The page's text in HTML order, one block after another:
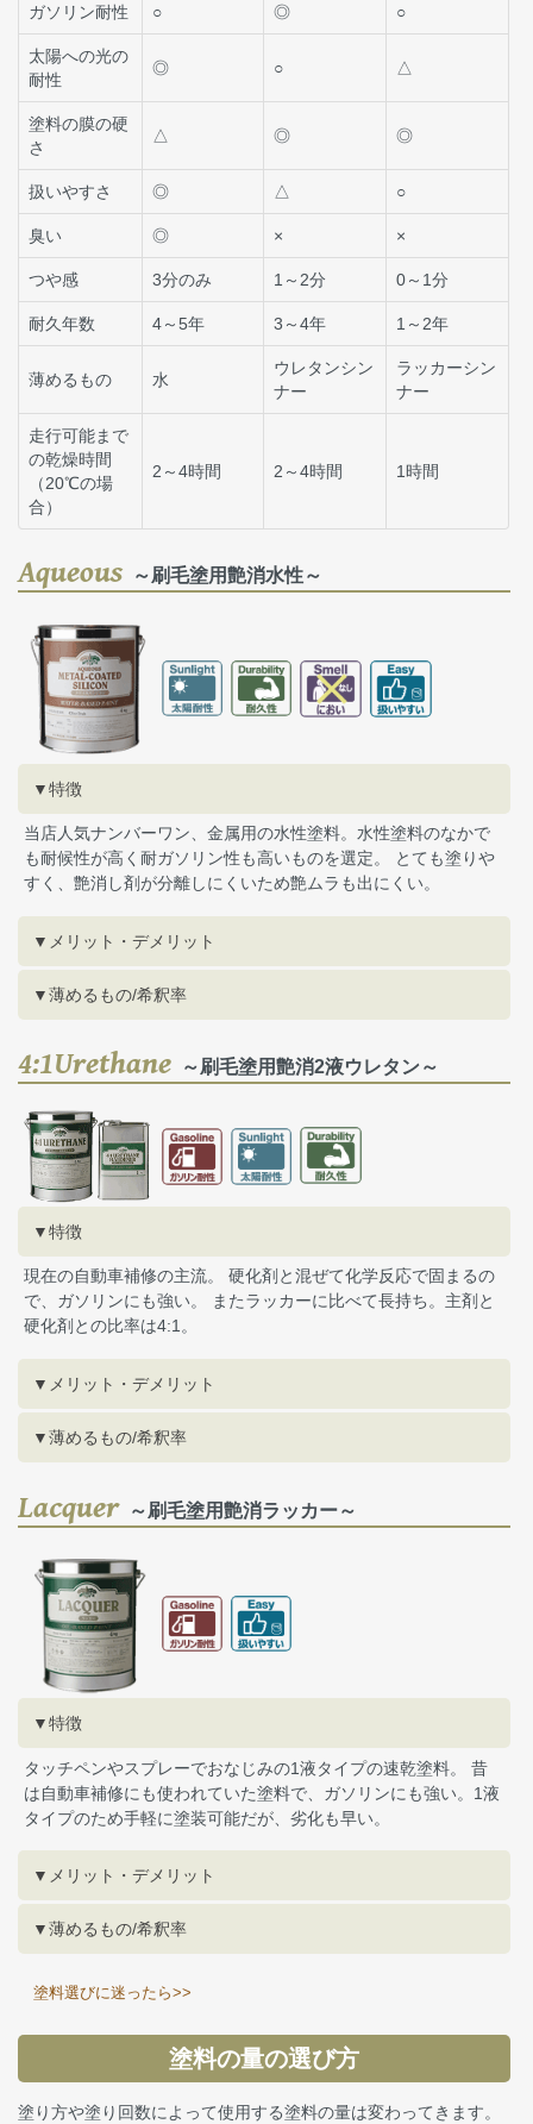
ガソリン耐性 ○ ◎ ○
太陽への光の
耐性
◎ ○ △
塗料の膜の硬
さ
△ ◎ ◎
扱いやすさ ◎ △ ○
臭い ◎ × ×
つや感 3分のみ 1～2分 0～1分
耐久年数 4～5年 3～4年 1～2年
薄めるもの 水
ウレタンシン
ナー
ラッカーシン
ナー
走行可能まで
の乾燥時間
（20℃の場
合）
2～4時間 2～4時間 1時間
Aqueous ～刷毛塗用艶消水性～
▼特徴
当店人気ナンバーワン、金属用の水性塗料。水性塗料のなかで
も耐候性が高く耐ガソリン性も高いものを選定。 とても塗りや
すく、艶消し剤が分離しにくいため艶ムラも出にくい。
▼メリット・デメリット
▼薄めるもの/希釈率
4:1Urethane ～刷毛塗用艶消2液ウレタン～
▼特徴
現在の自動車補修の主流。 硬化剤と混ぜて化学反応で固まるの
で、ガソリンにも強い。 またラッカーに比べて長持ち。主剤と
硬化剤との比率は4:1。
▼メリット・デメリット
▼薄めるもの/希釈率
Lacquer～刷毛塗用艶消ラッカー～
▼特徴
タッチペンやスプレーでおなじみの1液タイプの速乾塗料。 昔
は自動車補修にも使われていた塗料で、ガソリンにも強い。1液
タイプのため手軽に塗装可能だが、劣化も早い。
▼メリット・デメリット
▼薄めるもの/希釈率
塗料選びに迷ったら>>
塗料の量の選び方
塗り方や塗り回数によって使用する塗料の量は変わってきます。